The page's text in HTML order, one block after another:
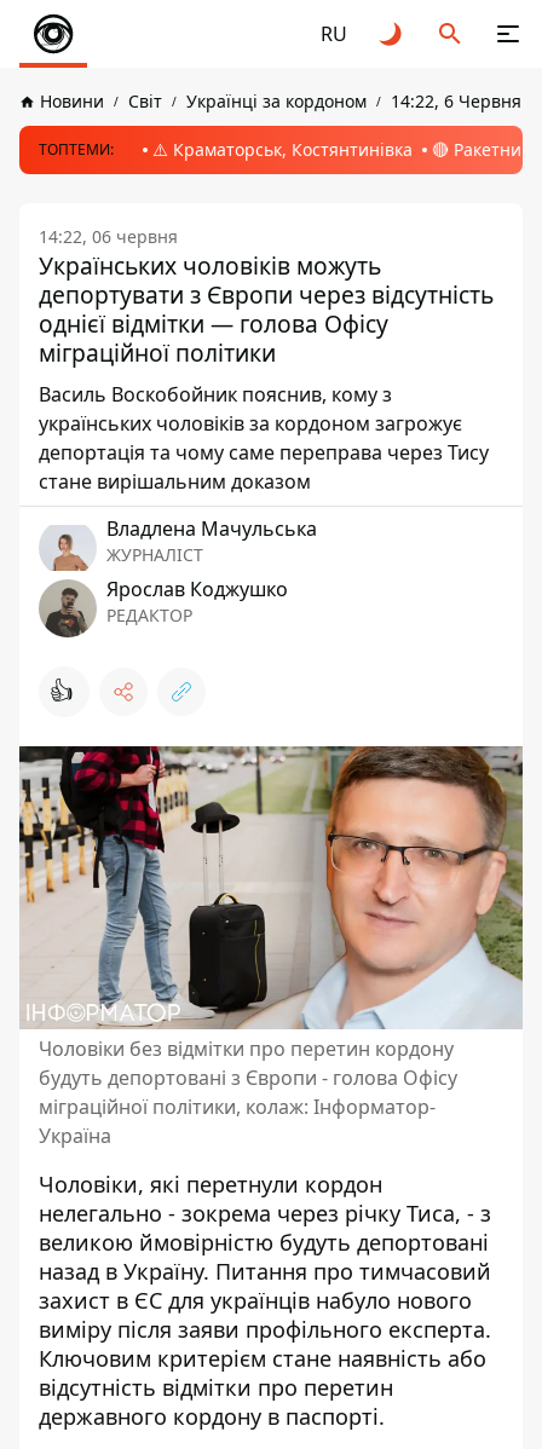
RU
Новини Світ Українці за кордоном 14:22, 6 Червня
ТОПТЕМИ: ⚠️ Краматорськ, Костянтинівка 🔴 Ракетний
14:22, 06 червня
Українських чоловіків можуть
депортувати з Європи через відсутність
однієї відмітки — голова Офісу
міграційної політики
Василь Воскобойник пояснив, кому з
українських чоловіків за кордоном загрожує
депортація та чому саме переправа через Тису
стане вирішальним доказом
Владлена Мачульська
ЖУРНАЛІСТ
Ярослав Коджушко
РЕДАКТОР
👍
Чоловіки без відмітки про перетин кордону
будуть депортовані з Європи - голова Офісу
міграційної політики, колаж: Інформатор-
Україна
Чоловіки, які перетнули кордон
нелегально - зокрема через річку Тиса, - з
великою ймовірністю будуть депортовані
назад в Україну. Питання про тимчасовий
захист в ЄС для українців набуло нового
виміру після заяви профільного експерта.
Ключовим критерієм стане наявність або
відсутність відмітки про перетин
державного кордону в паспорті.